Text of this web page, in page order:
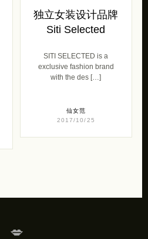
独立女装设计品牌
Siti Selected
SITI SELECTED is a
exclusive fashion brand
with the des […]
仙女范
2017/10/25
💋